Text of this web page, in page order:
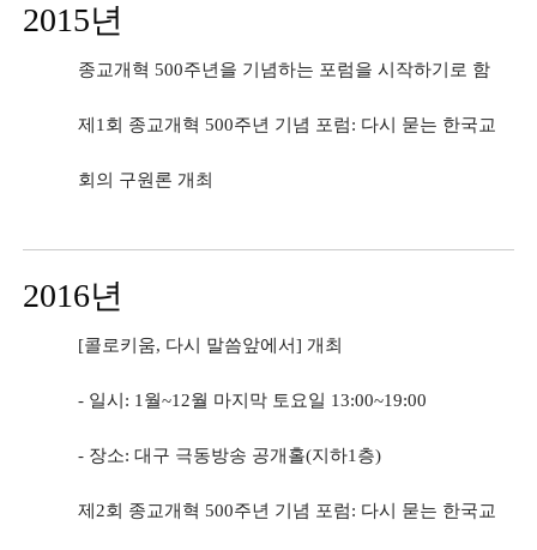
2015년
종교개혁 500주년을 기념하는 포럼을 시작하기로 함
제1회 종교개혁 500주년 기념 포럼: 다시 묻는 한국교
회의 구원론 개최
2016년
[콜로키움, 다시 말씀앞에서] 개최
- 일시: 1월~12월 마지막 토요일 13:00~19:00
- 장소: 대구 극동방송 공개홀(지하1층)
제2회 종교개혁 500주년 기념 포럼: 다시 묻는 한국교